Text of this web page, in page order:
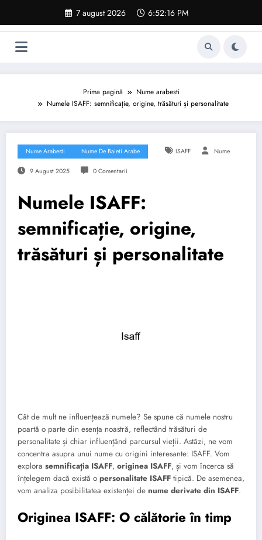
conținut
7 august 2026 6:52:17 PM
Prima pagină
Nume arabesti
Numele ISAFF: semnificație, origine, trăsături și personalitate
Nume Arabesti Nume De Baieti Arabe ISAFF Nume
9 August 2025 0 Comentarii
Numele ISAFF:
semnificație, origine,
trăsături și personalitate
Cât de mult ne influențează numele? Se spune că numele nostru
poartă o parte din esența noastră, reflectând trăsături de
personalitate și chiar influențând parcursul vieții. Astăzi, ne vom
concentra asupra unui nume cu origini interesante: ISAFF. Vom
explora semnificația ISAFF, originea ISAFF, și vom încerca să
înțelegem dacă există o personalitate ISAFF tipică. De asemenea,
vom analiza posibilitatea existenței de nume derivate din ISAFF.
Originea ISAFF: O călătorie în timp